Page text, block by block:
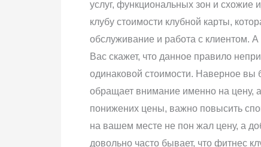
услуг, функциональных зон и схожие
клубу стоимости клубной карты,
обслуживание и работа с клиентом.
Вас скажет, что данное правило
одинаковой стоимости. Наверное вы
обращает внимание именно на цену,
понижених цены, важно повысить
на вашем месте не пон жал цену, а
довольно часто бывает, что фитнес